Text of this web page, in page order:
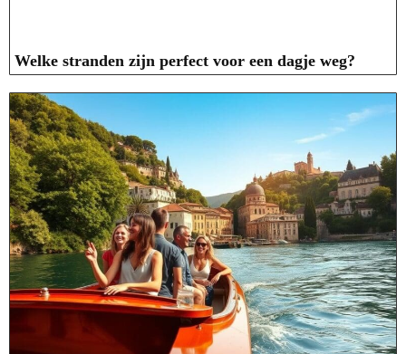
Welke stranden zijn perfect voor een dagje weg?